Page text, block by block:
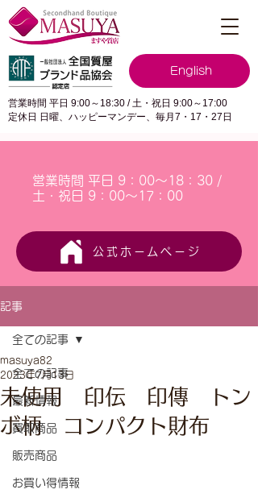
English
営業時間 平日 9:00～18:30 / 土・祝日 9:00～17:00
定休日 日曜、ハッピーマンデー、毎月7・17・27日
営業時間 平日 9：00～18：30 /
土・祝日 9：00～17：00
公式ホームページ
記事
全ての記事
最新情報
買取商品
販売商品
お買い得情報
全ての記事
未使用 印伝 印傳 トン
ボ柄 コンパクト財布
masuya82
2023年7月13日